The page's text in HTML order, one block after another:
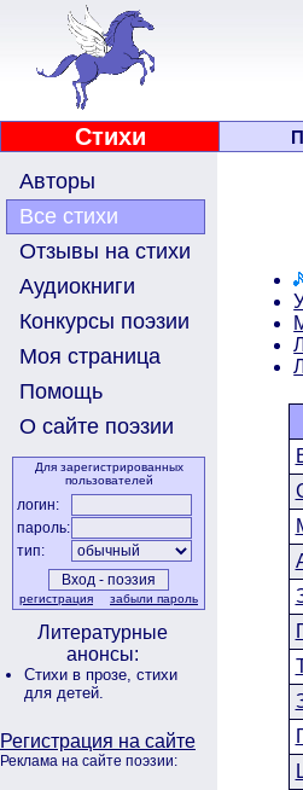
Стихи
Авторы
Все стихи
Отзывы на стихи
Аудиокниги
Конкурсы поэзии
Моя страница
Помощь
О сайте поэзии
Для зарегистрированных
пользователей
логин:
пароль:
тип:
регистрация забыли пароль
Литературные
анонсы:
Стихи в прозе, стихи
для детей.
Регистрация на сайте
Реклама на сайте поэзии: